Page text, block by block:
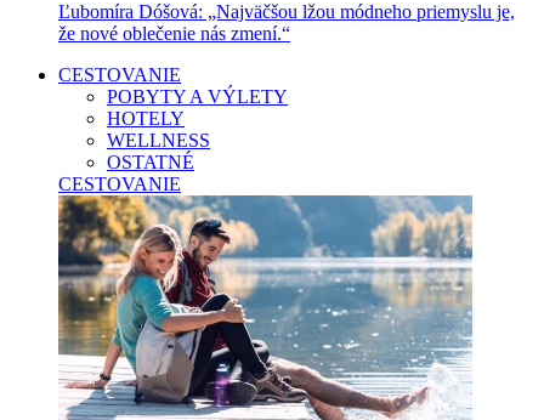
Ľubomíra Dóšová: „Najväčšou lžou módneho priemyslu je,
že nové oblečenie nás zmení.“
CESTOVANIE
POBYTY A VÝLETY
HOTELY
WELLNESS
OSTATNÉ
CESTOVANIE